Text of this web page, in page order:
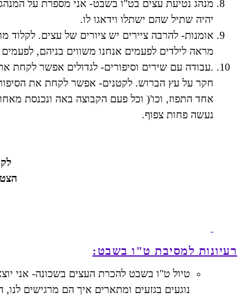
מנהג נטיעת עצים בט"ו בשבט- אני מספרת על
יהיה שתיל שהם ישתלו וידאגו לו.
אומנות- להרבה ציירים יש ציורים של עצים. לקלוד
מראה לילדים לפעמים אנחנו משווים בניהם,
.עבודה עם שירים וסיפורים- לגדולים אפשר לקחת
חקר על עץ הברוש. לקטנים- אפשר לקחת את הסיפור
אחד התפוז, וכו'( וכל פעם הקבוצה באה ונכנסת
נעשה פחות צפוף.
רעיונות למסיבת ט"ו בשבט:
טיול ט"ו בשבט להכרת העצים בשכונה- אני
נוגעים בגזעים ומתארים איך הם מרגישים